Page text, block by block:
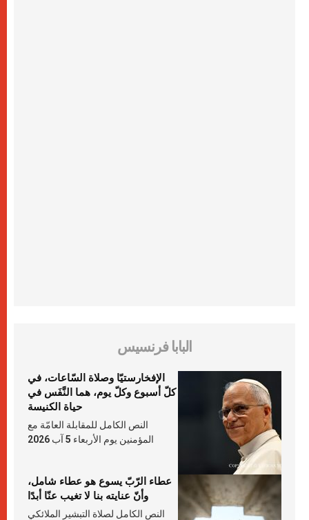
البابا فرنسيس
الإفخارستيّا وصلاة السّاعات، في
كلّ أسبوع وكلّ يوم، هما النَّفَس في
حياة الكنيسة
النص الكامل للمقابلة العامّة مع
المؤمنين يوم الأربعاء 5 آب 2026
عطاء الرّبّ يسوع هو عطاء شامل،
وأنّ عنايته بنا لا تغيب عنّا أبدًا
النص الكامل لصلاة التبشير الملائكي